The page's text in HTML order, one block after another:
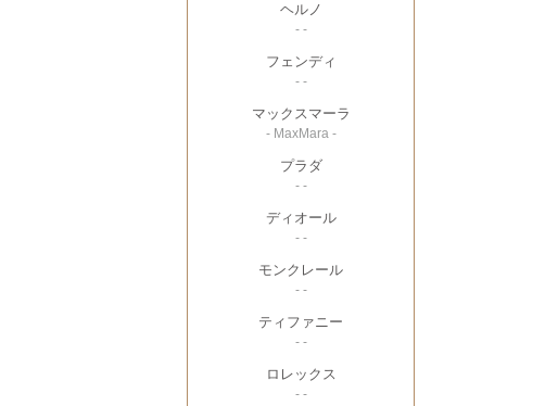
ヘルノ
- -
フェンディ
- -
マックスマーラ
- MaxMara -
プラダ
- -
ディオール
- -
モンクレール
- -
ティファニー
- -
ロレックス
- -